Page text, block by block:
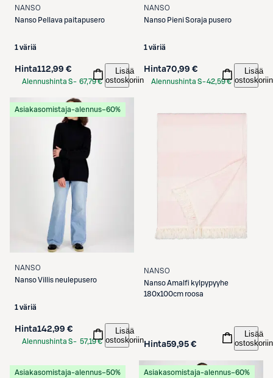
NANSO
Nanso Pellava paitapusero
1 väriä
Hinta112,99 €
Alennushinta S- 67,79 €
Lisää
ostoskoriin
NANSO
Nanso Pieni Soraja pusero
1 väriä
Hinta70,99 €
Alennushinta S-42,59 €
Lisää
ostoskoriin
Asiakasomistaja-alennus−60%
NANSO
NansoVillis neulepusero
1 väriä
Hinta142,99 €
Alennushinta S- 57,19 €
Lisää
ostoskoriin
NANSO
NansoAmalfi kylpypyyhe
180x100cm roosa
Hinta59,95 €
Lisää
ostoskoriin
Asiakasomistaja-alennus−50% Asiakasomistaja-alennus−60%